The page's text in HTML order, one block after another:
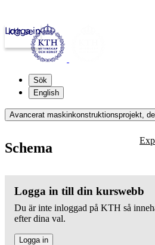
kth.se
Logga in
Sök
English
Avancerat maskinkonstruktionsprojekt,
Schema
Logga in till din kurswebb
Du är inte inloggad på KTH så
efter dina val.
Logga in